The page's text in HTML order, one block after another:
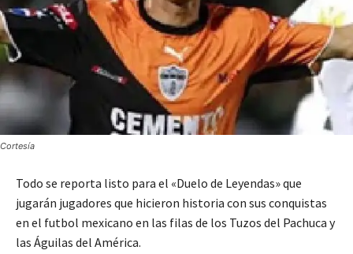
Cortesía
Todo se reporta listo para el «Duelo de Leyendas» que
jugarán jugadores que hicieron historia con sus conquistas
en el futbol mexicano en las filas de los Tuzos del Pachuca y
las Águilas del América.